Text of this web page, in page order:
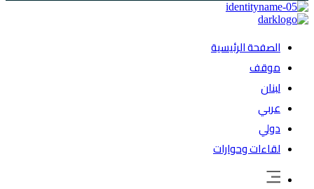
الصفحة الرئيسية
موقف
لبنان
عربي
دولي
لقاءات وحوارات